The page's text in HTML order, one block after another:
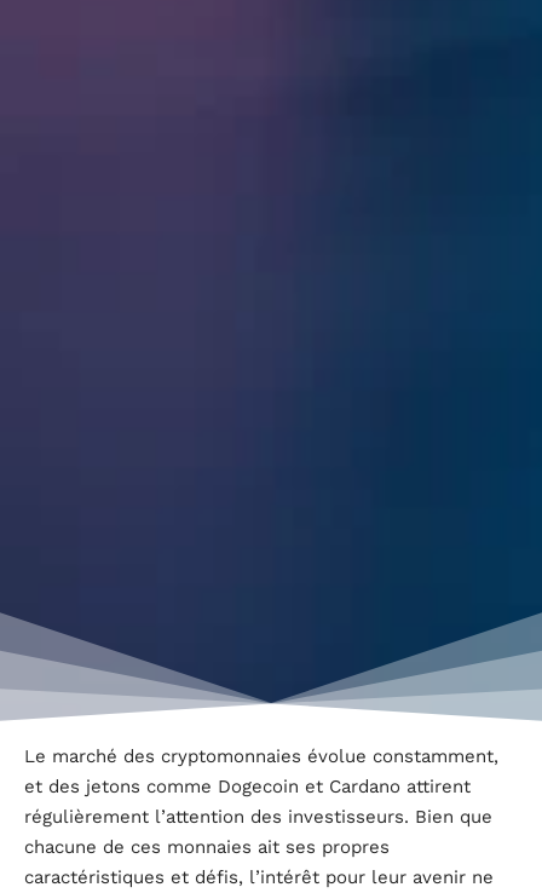
Le marché des cryptomonnaies évolue constamment,
et des jetons comme Dogecoin et Cardano attirent
régulièrement l’attention des investisseurs. Bien que
chacune de ces monnaies ait ses propres
caractéristiques et défis, l’intérêt pour leur avenir ne